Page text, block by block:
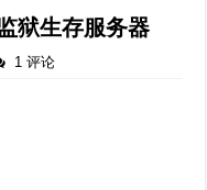
狱生存服务器
1 评论